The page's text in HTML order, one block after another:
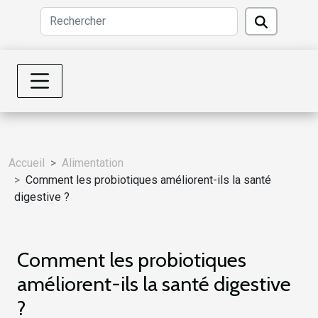
Accueil
Alimentation
Comment les probiotiques améliorent-ils la santé
digestive ?
Comment les probiotiques
améliorent-ils la santé digestive
?